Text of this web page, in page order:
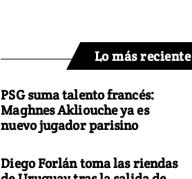
Lo más reciente
PSG suma talento francés:
Maghnes Akliouche ya es
nuevo jugador parisino
Diego Forlán toma las riendas